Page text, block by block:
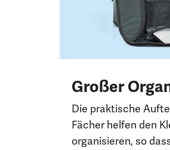
Großer
Die praktische
Fächer helfen den
organisieren, so